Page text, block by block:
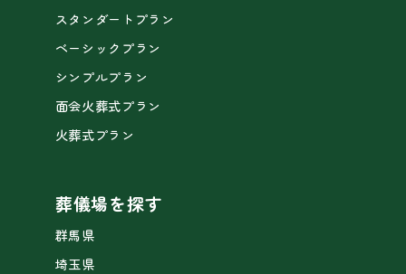
スタンダートプラン
ベーシックプラン
シンプルプラン
面会火葬式プラン
火葬式プラン
葬儀場を探す
群馬県
埼玉県